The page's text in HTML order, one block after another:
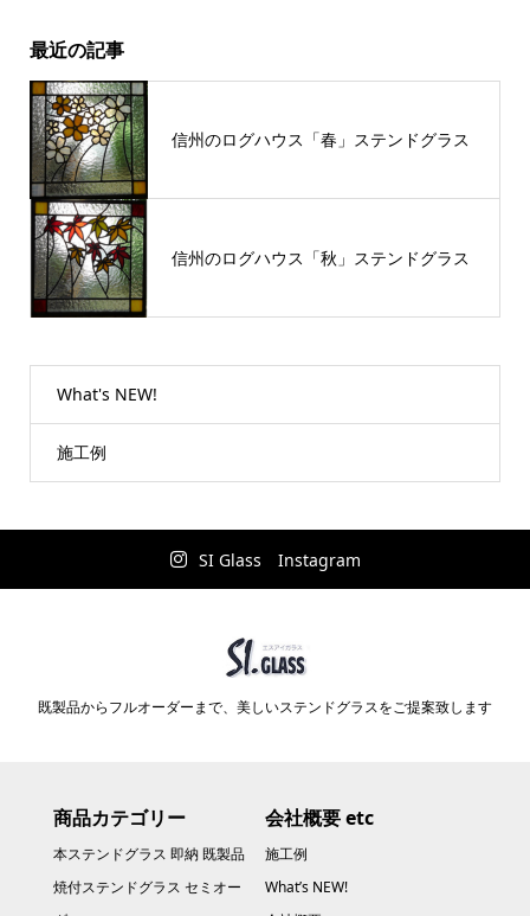
最近の記事
信州のログハウス「春」ステンドグラス
信州のログハウス「秋」ステンドグラス
What's NEW!
施工例
SI Glass Instagram
既製品からフルオーダーまで、美しいステンドグラスをご提案致します
商品カテゴリー
本ステンドグラス 即納 既製品
焼付ステンドグラス セミオー
会社概要 etc
施工例
What’s NEW!